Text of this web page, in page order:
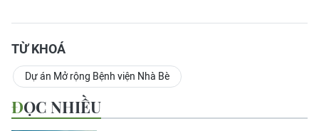
TỪ KHOÁ
Dự án Mở rộng Bệnh viện Nhà Bè
ĐỌC NHIỀU